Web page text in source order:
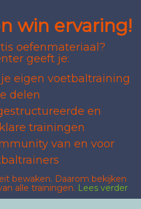
win ervaring!
oefenmateriaal?
geeft je:
eigen voetbaltraining
delen
en
trainingen
van en voor
bewaken. Daarom bekijken
alle trainingen. Lees verder